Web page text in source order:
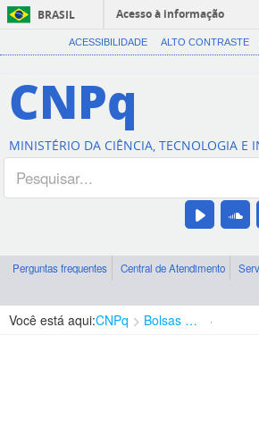
BRASIL
Acesso à informação
ACESSIBILIDADE ALTO CONTRASTE
CNPq
MINISTÉRIO DA CIÊNCIA, TECNOLOGIA E
Perguntas frequentes Central de Atendimento
Você está aqui:CNPq Bolsas e Auxílios Vigentes